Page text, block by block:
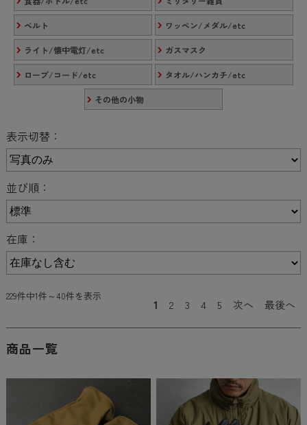
ベルト ワッペン/メダル/etc
ライト/懐中電灯/etc ガスマスク
ロープ/コード/etc タオル/ハンカチ/etc
その他の小物
表示切替：
並び順：
在庫：
229件中1件～40件を表示
1 2 3 4 5 次へ 最後へ
商品一覧